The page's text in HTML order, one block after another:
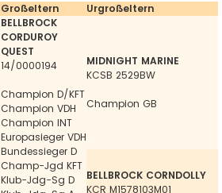
Großeltern Urgroßeltern
BELLBROCK
CORDUROY
QUEST
14/0000194
Champion D/KFT
Champion VDH
Champion INT
Europasieger VDH
Bundessieger D
Champ-Jgd KFT
Klub-Jdg-Sg D
MIDNIGHT MARINE
KCSB 2529BW
Champion GB
BELLBROCK CORNDOLLY
KCR M1578103M01